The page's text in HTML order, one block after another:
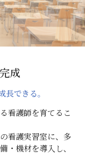
校案内・募集要項
フォームよりご請
』による今治
康チェック動画
アップしまし
た。
成
できる。
看護師を育てるこ
看護実習室に、多
・機材を導入し、